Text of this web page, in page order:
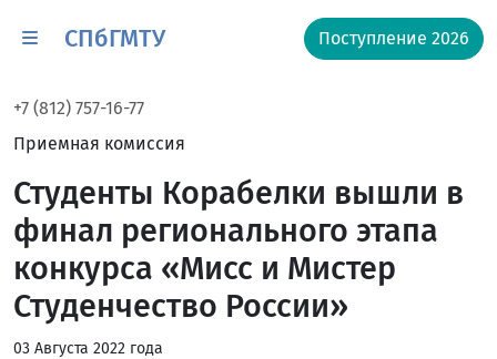
СПбГМТУ Поступление 2026
+7 (812) 757-16-77
Приемная комиссия
Студенты Корабелки вышли в
финал регионального этапа
конкурса «Мисс и Мистер
Студенчество России»
03 Августа 2022 года